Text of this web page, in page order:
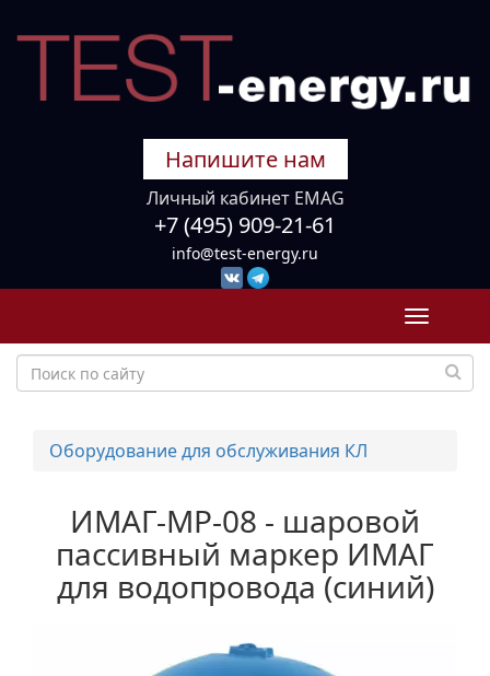
Напишите нам
Личный кабинет EMAG
+7 (495) 909-21-61
info@test-energy.ru
Toggle
Оборудование для обслуживания КЛ
ИМАГ-MP-08 - шаровой
пассивный маркер ИМАГ
для водопровода (синий)